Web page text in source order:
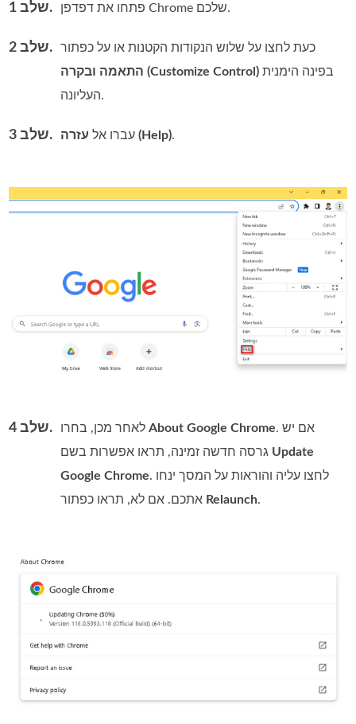
שלב 1. פתחו את דפדפן Chrome שלכם.
שלב 2.
כעת לחצו על שלוש הנקודות הקטנות או על כפתור
התאמה ובקרה (Customize Control) בפינה הימנית
העליונה.
שלב 3. עברו אל עזרה (Help).
שלב 4. לאחר מכן, בחרוAbout Google Chrome. אם יש
Update
Google Chrome. לחצו עליה והוראות על המסך ינחו
Relaunch.